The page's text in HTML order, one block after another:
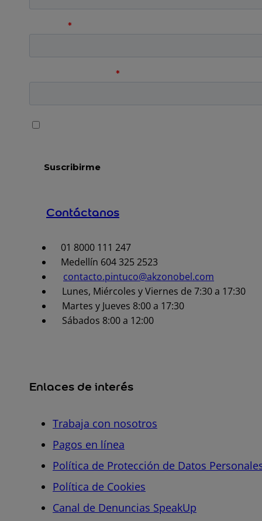
Contáctanos
01 8000 111 247
Medellín 604 325 2523
contacto.pintuco@akzonobel.com
Lunes, Miércoles y Viernes de 7:30 a 17:30
Martes y Jueves 8:00 a 17:30
Sábados 8:00 a 12:00
Enlaces de interés
Trabaja con nosotros
Pagos en línea
Política de Protección de Datos
Política de Cookies
Canal de Denuncias SpeakUp